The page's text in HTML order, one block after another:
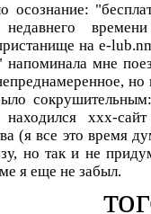
осознание:
на e-
напоминала мне
но
находился xxx-
(я все это время
но так и не
я еще не забыл.